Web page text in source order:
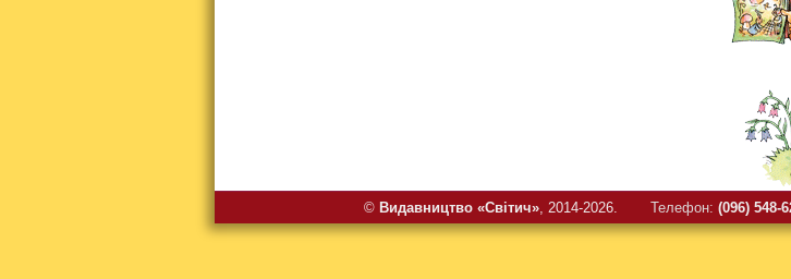
© Видавництво «Свiтич», 2014-2026. Телефон: (096) 548-